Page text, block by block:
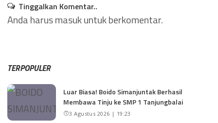
Tinggalkan Komentar..
Anda harusmasukuntuk berkomentar.
TERPOPULER
Luar Biasa! Boido Simanjuntak Berhasil
Membawa Tinju ke SMP 1 Tanjungbalai
3 Agustus 2026 | 19:23